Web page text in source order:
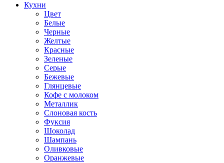
Кухни
Цвет
Белые
Черные
Желтые
Красные
Зеленые
Серые
Бежевые
Глянцевые
Кофе с молоком
Металлик
Слоновая кость
Фуксия
Шоколад
Шампань
Оливковые
Оранжевые